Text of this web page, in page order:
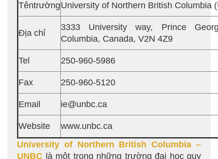
TêntrườngUniversity of Northern British Columbia
Địa chỉ
3333 University way, Prince
Columbia, Canada, V2N 4Z9
Tel 250-960-5986
Fax 250-960-5120
Email ie@unbc.ca
Website
www.unbc.ca
University of Northern British Columbia –
UNBC là một trong những trường đại học quy